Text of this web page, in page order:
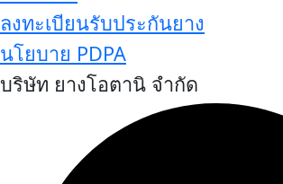
ลงทะเบียนรับประกันยาง
นโยบาย PDPA
บริษัท ยางโอตานิ จำกัด